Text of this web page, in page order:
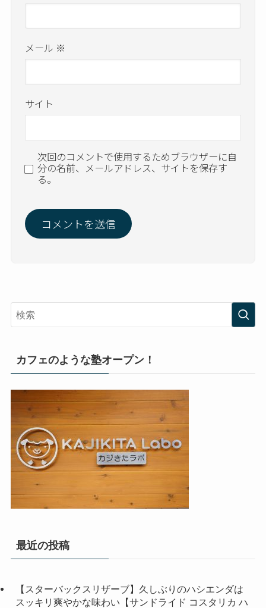
メール ※
サイト
次回のコメントで使用するためブラウザーに自
分の名前、メールアドレス、サイトを保存す
る。
カフェのような塾オープン！
最近の投稿
【スターバックスリザーブ】久しぶりのハシエンダは
スッキリ爽やかな味わい【サンドライド コスタリカ ハ